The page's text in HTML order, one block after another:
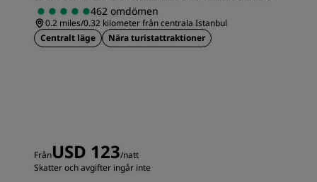
462 omdömen
0.2 miles/0.32 kilometer från centrala Istanbul
Centralt läge
Nära turistattraktioner
FrånUSD 123/natt
Skatter och avgifter ingår inte